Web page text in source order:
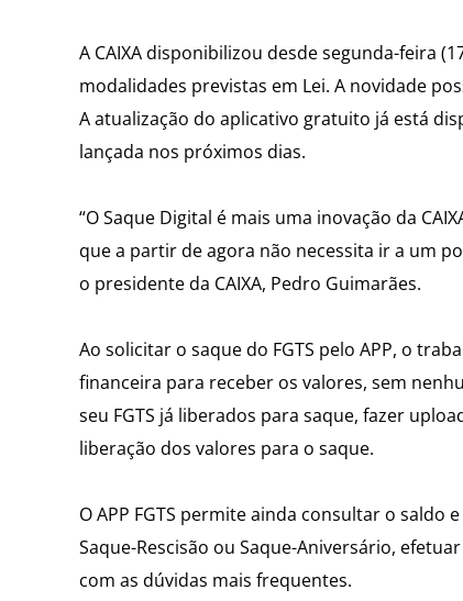
A CAIXA disponibilizou desde segunda-feira
modalidades previstas em Lei. A novidade
A atualização do aplicativo gratuito já está
lançada nos próximos dias.
“O Saque Digital é mais uma inovação da
que a partir de agora não necessita ir a um
o presidente da CAIXA, Pedro Guimarães.
Ao solicitar o saque do FGTS pelo APP, o
financeira para receber os valores, sem
seu FGTS já liberados para saque, fazer
liberação dos valores para o saque.
O APP FGTS permite ainda consultar o saldo
Saque-Rescisão ou Saque-Aniversário,
com as dúvidas mais frequentes.